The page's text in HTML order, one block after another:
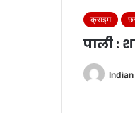
क्राइम
पाली :